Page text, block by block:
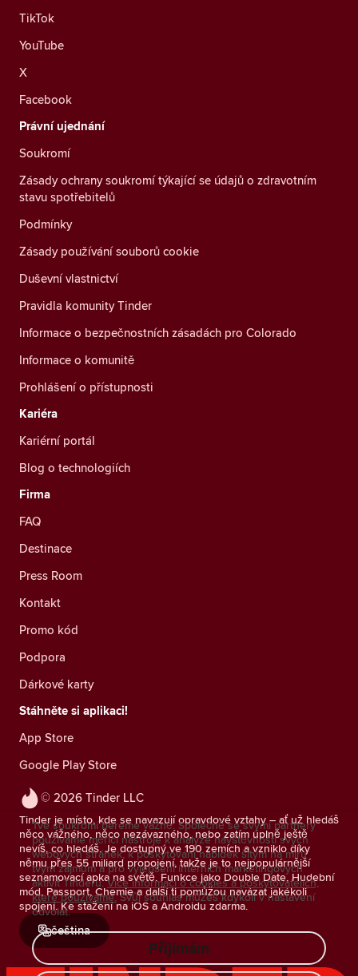
© 2026 Tinder LLC
Tinder je místo, kde se navazují opravdové vztahy – ať už hledáš
něco vážného, něco nezávazného, nebo zatím úplně ještě
nevíš, co hledáš. Je dostupný ve 190 zemích a vzniklo díky
němu přes 55 miliard propojení, takže je to nejpopulárnější
seznamovací apka na světě. Funkce jako Double Date, Hudební
mód, Passport, Chemie a další ti pomůžou navázat jakékoli
spojení. Ke stažení na iOS a Androidu zdarma.
čeština
TikTok
YouTube
X
Facebook
Právní ujednání
Soukromí
Zásady ochrany soukromí týkající se údajů o zdravotním
stavu spotřebitelů
Podmínky
Zásady používání souborů cookie
Duševní vlastnictví
Pravidla komunity Tinder
Informace o bezpečnostních zásadách pro Colorado
Informace o komunitě
Prohlášení o přístupnosti
Kariéra
Kariérní portál
Blog o technologiích
Firma
FAQ
Destinace
Press Room
Kontakt
Promo kód
Podpora
Dárkové karty
Stáhněte si aplikaci!
App Store
Google Play Store
Tvé soukromí bereme vážně. Společně se svými partnery
používáme měřicí nástroje k analýze návštěvnosti svých
webových stránek, k poskytování nabídek šitým na míru
tvým zájmům a pro vylepšení interních marketingových
aktivit Tinderu. Více informací o cookies a poskytovatelích,
které používáme. Svůj souhlas můžeš kdykoli v nastavení
odvolat.
Přijímám